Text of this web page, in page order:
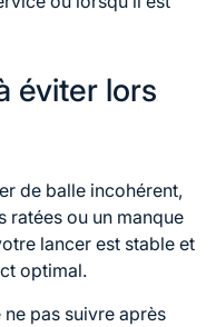
éviter lors
de balle incohérent,
ratées ou un manque
lancer est stable et
optimal.
pas suivre après